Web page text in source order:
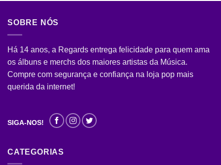
SOBRE NÓS
Há 14 anos, a Regards entrega felicidade para quem ama
os álbuns e merchs dos maiores artistas da Música.
Compre com segurança e confiança na loja pop mais
querida da internet!
SIGA-NOS!
CATEGORIAS